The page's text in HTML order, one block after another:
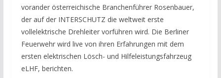
vorander österreichische Branchenführer Rosenbauer,
der auf der INTERSCHUTZ die weltweit erste
vollelektrische Drehleiter vorführen wird. Die Berliner
Feuerwehr wird live von ihren Erfahrungen mit dem
ersten elektrischen Lösch- und Hilfeleistungsfahrzeug
eLHF, berichten.